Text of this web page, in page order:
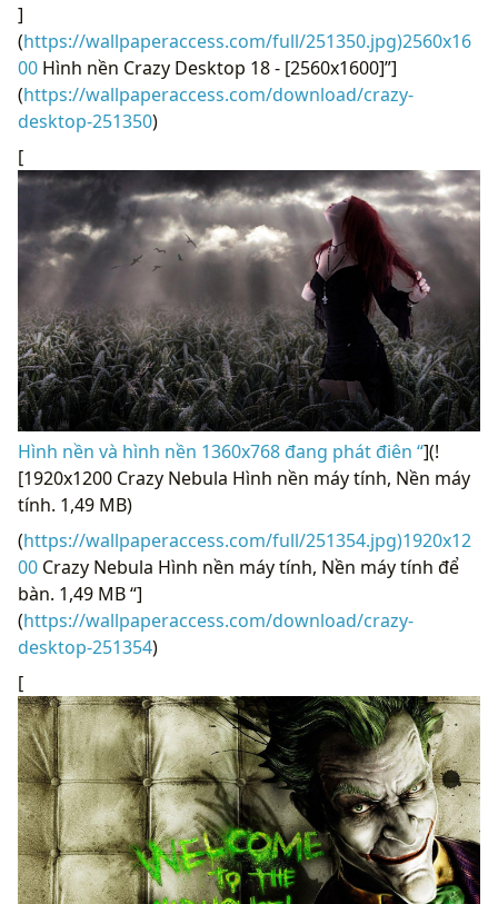
]
(https://wallpaperaccess.com/full/251350.jpg)2560x16
00 Hình nền Crazy Desktop 18 - [2560x1600]”]
(https://wallpaperaccess.com/download/crazy-
desktop-251350)
[
Hình nền và hình nền 1360x768 đang phát điên “](!
[1920x1200 Crazy Nebula Hình nền máy tính, Nền máy
tính. 1,49 MB)
(https://wallpaperaccess.com/full/251354.jpg)1920x12
00 Crazy Nebula Hình nền máy tính, Nền máy tính để
bàn. 1,49 MB “]
(https://wallpaperaccess.com/download/crazy-
desktop-251354)
[